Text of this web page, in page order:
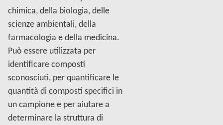
chimica, della biologia, delle
scienze ambientali, della
farmacologia e della medicina.
Può essere utilizzata per
identificare composti
sconosciuti, per quantificare le
quantità di composti specifici in
un campione e per aiutare a
determinare la struttura di